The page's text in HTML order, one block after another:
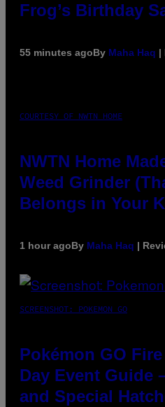
Frog’s Birthday
55 minutes agoBy Maha Haq |
COURTESY OF NWTN HOME
NWTN Home
Weed Grinder
Belongs in Your
1 hour agoBy Maha Haq |
SCREENSHOT: POKEMON GO
Pokémon GO
Day Event Guide
and Special